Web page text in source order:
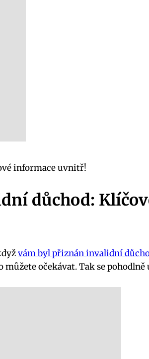
informace uvnitř!
důchod:
vám byl přiznán invalidní
očekávat. Tak se